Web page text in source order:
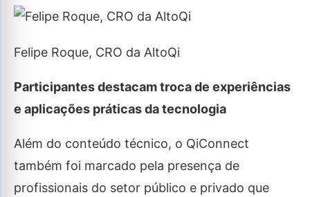
Felipe Roque, CRO da AltoQi
Participantes destacam troca de experiências
e aplicações práticas da tecnologia
Além do conteúdo técnico, o QiConnect
também foi marcado pela presença de
profissionais do setor público e privado que